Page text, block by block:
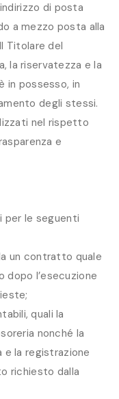
di posta
a mezzo posta alla
Titolare del
la riservatezza e la
in possesso, in
degli stessi.
nel rispetto
e
per le seguenti
un contratto quale
dopo l’esecuzione
quali la
nonché la
e la registrazione
richiesto dalla